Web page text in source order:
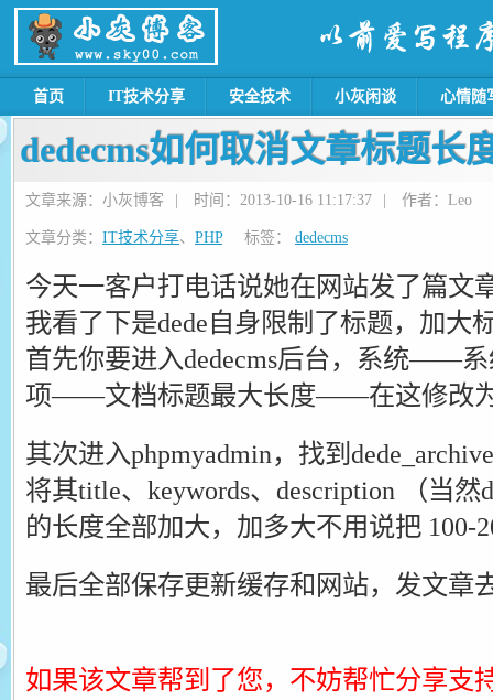
首页 IT技术分享 安全技术 小灰闲谈 心情随
dedecms如何取消文章标题长
文章来源：小灰博客 时间：2013-10-16 11:17:37 作者：Leo
文章分类： IT技术分享、 PHP标签： dedecms
今天一客户打电话说她在网站发了篇文
我看了下是dede自身限制了标题，加大
首先你要进入dedecms后台，系统——
项——文档标题最大长度——在这修改
其次进入phpmyadmin，找到
将其title、keywords、description （当然
的长度全部加大，加多大不用说把 100-
最后全部保存更新缓存和网站，发文章
如果该文章帮到了您，不妨帮忙分享支